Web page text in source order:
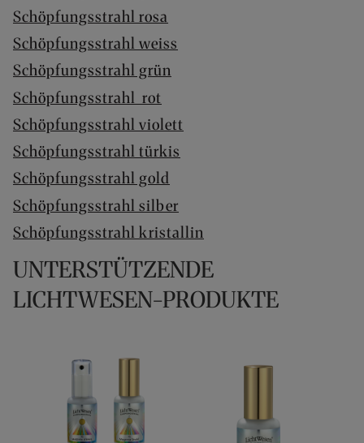
Schöpfungsstrahl rosa
Schöpfungsstrahl weiss
Schöpfungsstrahl grün
Schöpfungsstrahl rot
Schöpfungsstrahl violett
Schöpfungsstrahl türkis
Schöpfungsstrahl gold
Schöpfungsstrahl silber
Schöpfungsstrahl kristallin
UNTERSTÜTZENDE
LICHTWESEN-PRODUKTE